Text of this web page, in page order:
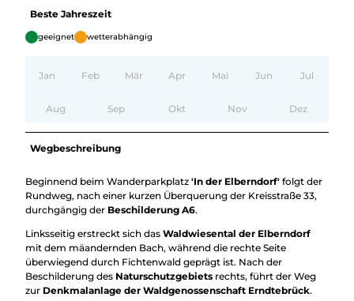
Beste Jahreszeit
geeignet wetterabhängig
Jan Feb Mär Apr Mai Jun Jul
Aug Sep Okt Nov Dez
Wegbeschreibung
Beginnend beim Wanderparkplatz 'In der Elberndorf' folgt der
Rundweg, nach einer kurzen Überquerung der Kreisstraße 33,
durchgängig der Beschilderung A6.
Linksseitig erstreckt sich das Waldwiesental der Elberndorf
mit dem mäandernden Bach, während die rechte Seite
überwiegend durch Fichtenwald geprägt ist. Nach der
Beschilderung des Naturschutzgebiets rechts, führt der Weg
zur Denkmalanlage der Waldgenossenschaft Erndtebrück.